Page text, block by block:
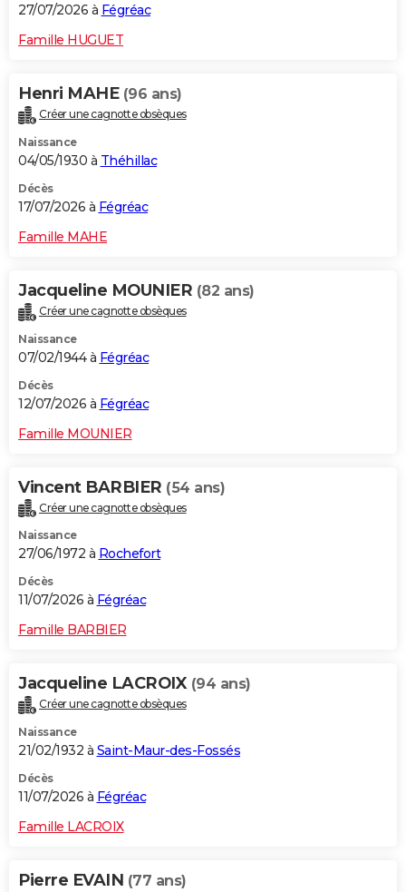
S'inscrire
Se connecter
Lycées
Collèges
Primaires
Universités
Entreprises
Service militaire
Avis de recherche
AVIS DE DÉCÈS
FORUM
Bricolage
Television
27/07/2026 à Fégréac
Famille HUGUET
Henri MAHE (96 ans)
Créer une cagnotte obsèques
Naissance
04/05/1930 à Théhillac
Décès
17/07/2026 à Fégréac
Famille MAHE
Jacqueline MOUNIER (82 ans)
Créer une cagnotte obsèques
Naissance
07/02/1944 à Fégréac
Décès
12/07/2026 à Fégréac
Famille MOUNIER
Vincent BARBIER (54 ans)
Créer une cagnotte obsèques
Naissance
27/06/1972 à Rochefort
Décès
11/07/2026 à Fégréac
Famille BARBIER
Jacqueline LACROIX (94 ans)
Créer une cagnotte obsèques
Naissance
21/02/1932 à Saint-Maur-des-Fossés
Décès
11/07/2026 à Fégréac
Famille LACROIX
Pierre EVAIN (77 ans)